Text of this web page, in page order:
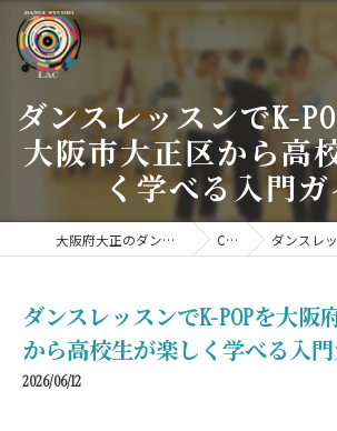
ダンスレッスンでK-
大阪市大正区から高
く学べる入門
大阪府大正のダンススクールならDANCE STUDIO LAC COLUMN ダンスレッスンでK-POPを
ダンスレッスンでK-POPを大阪
から高校生が楽しく学べる入
2026/06/12